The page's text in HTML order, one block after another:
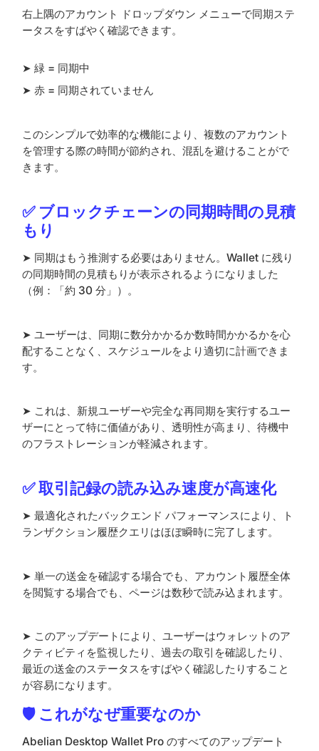
右上隅のアカウント ドロップダウン メニューで同期ステ
ータスをすばやく確認できます。
➤ 緑 = 同期中
➤ 赤 = 同期されていません
このシンプルで効率的な機能により、複数のアカウント
を管理する際の時間が節約され、混乱を避けることがで
きます。
✅ ブロックチェーンの同期時間の見積
もり
➤ 同期はもう推測する必要はありません。Wallet に残り
の同期時間の見積もりが表示されるようになりました
（例：「約 30 分」）。
➤ ユーザーは、同期に数分かかるか数時間かかるかを心
配することなく、スケジュールをより適切に計画できま
す。
➤ これは、新規ユーザーや完全な再同期を実行するユー
ザーにとって特に価値があり、透明性が高まり、待機中
のフラストレーションが軽減されます。
✅ 取引記録の読み込み速度が高速化
➤ 最適化されたバックエンド パフォーマンスにより、ト
ランザクション履歴クエリはほぼ瞬時に完了します。
➤ 単一の送金を確認する場合でも、アカウント履歴全体
を閲覧する場合でも、ページは数秒で読み込まれます。
➤ このアップデートにより、ユーザーはウォレットのア
クティビティを監視したり、過去の取引を確認したり、
最近の送金のステータスをすばやく確認したりすること
が容易になります。
🛡️ これがなぜ重要なのか
Abelian Desktop Wallet Pro のすべてのアップデート